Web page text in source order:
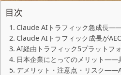
目次
Claude AIトラフィック急成長
Claude AIトラフィック成長が
AI経由トラフィック5プラットフ
日本企業にとってのメリット——
デメリット・注意点・リスク